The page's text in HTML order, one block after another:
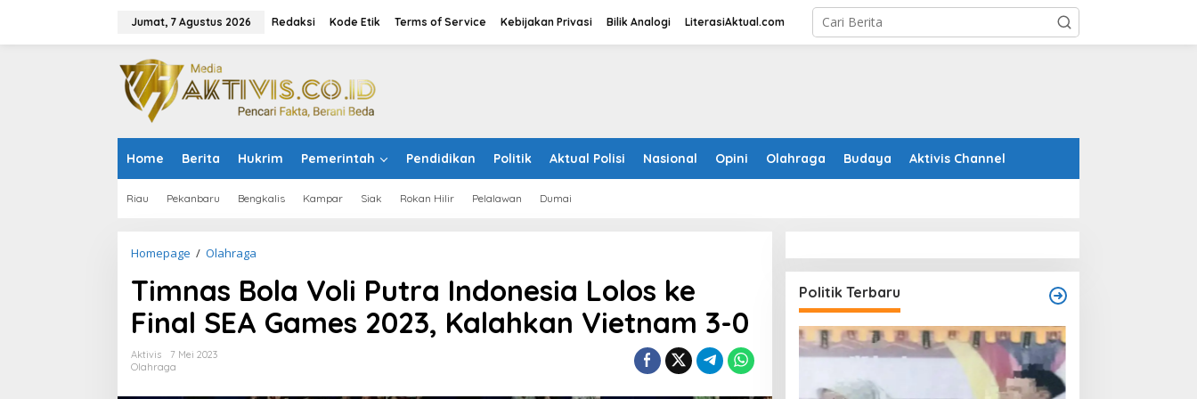
Jumat, 7 Agustus 2026 Redaksi Kode Etik Terms of Service Kebijakan Privasi Bilik Analogi LiterasiAktual.com
Home Berita Hukrim Pemerintah Pendidikan Politik Aktual Polisi Nasional Opini Olahraga Budaya Aktivis Channel
Riau Pekanbaru Bengkalis Kampar Siak Rokan Hilir Pelalawan Dumai
Homepage / Olahraga
m
n
Timnas Bola Voli Putra Indonesia Lolos ke
Final SEA Games 2023, Kalahkan Vietnam 3-0
Aktivis
7 Mei 2023
Olahraga
Politik Terbaru